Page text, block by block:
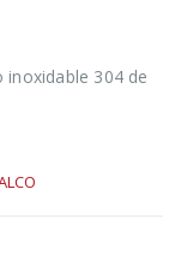
inoxidable 304 de